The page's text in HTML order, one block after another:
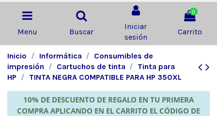
Menu Buscar
Iniciar
sesión
0
Carrito
Inicio Informática
Consumibles de
impresión
Cartuchos de tinta
Tinta para
HP
TINTA NEGRA COMPATIBLE PARA HP 350XL
10% DE DESCUENTO DE REGALO EN TU PRIMERA
COMPRA APLICANDO EN EL CARRITO EL CÓDIGO DE